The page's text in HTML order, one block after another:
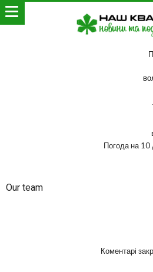
Погода на 10
Our team
Коментарі